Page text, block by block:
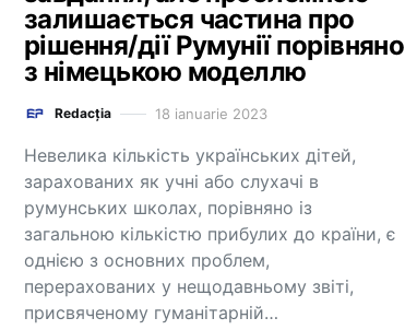
залишається частина про
рішення/дії Румунії порівняно
з німецькою моделлю
Redacția 18 ianuarie 2023
Невелика кількість українських дітей,
зарахованих як учні або слухачі в
румунських школах, порівняно із
загальною кількістю прибулих до країни, є
однією з основних проблем,
перерахованих у нещодавньому звіті,
присвяченому гуманітарній…